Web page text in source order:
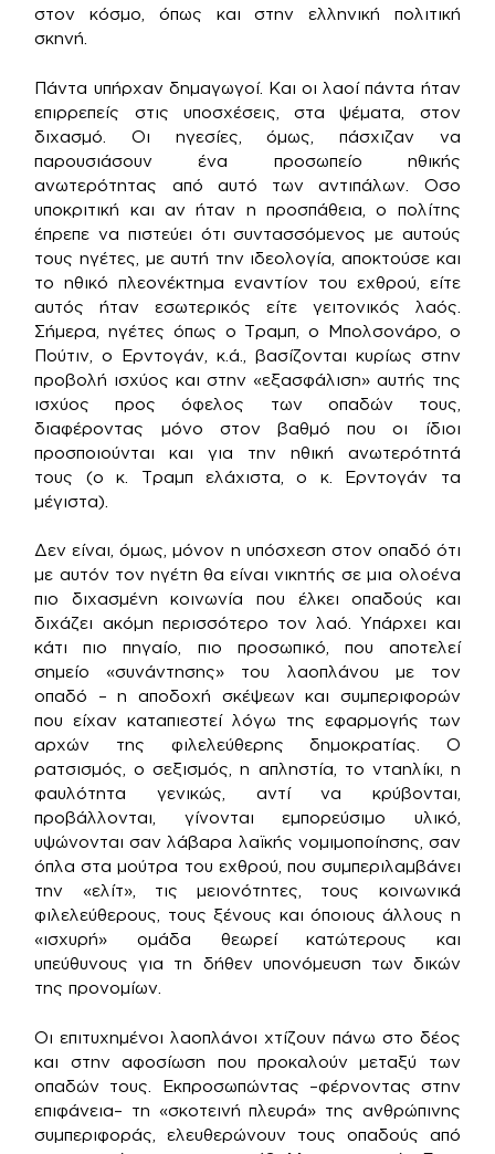
στον κόσμο, όπως και στην ελληνική πολιτική
σκηνή.
Πάντα υπήρχαν δημαγωγοί. Και οι λαοί πάντα ήταν
επιρρεπείς στις υποσχέσεις, στα ψέματα, στον
διχασμό. Οι ηγεσίες, όμως, πάσχιζαν να
παρουσιάσουν ένα προσωπείο ηθικής
ανωτερότητας από αυτό των αντιπάλων. Οσο
υποκριτική και αν ήταν η προσπάθεια, ο πολίτης
έπρεπε να πιστεύει ότι συντασσόμενος με αυτούς
τους ηγέτες, με αυτή την ιδεολογία, αποκτούσε και
το ηθικό πλεονέκτημα εναντίον του εχθρού, είτε
αυτός ήταν εσωτερικός είτε γειτονικός λαός.
Σήμερα, ηγέτες όπως ο Τραμπ, ο Μπολσονάρο, ο
Πούτιν, ο Ερντογάν, κ.ά., βασίζονται κυρίως στην
προβολή ισχύος και στην «εξασφάλιση» αυτής της
ισχύος προς όφελος των οπαδών τους,
διαφέροντας μόνο στον βαθμό που οι ίδιοι
προσποιούνται και για την ηθική ανωτερότητά
τους (ο κ. Τραμπ ελάχιστα, ο κ. Ερντογάν τα
μέγιστα).
Δεν είναι, όμως, μόνον η υπόσχεση στον οπαδό ότι
με αυτόν τον ηγέτη θα είναι νικητής σε μια ολοένα
πιο διχασμένη κοινωνία που έλκει οπαδούς και
διχάζει ακόμη περισσότερο τον λαό. Υπάρχει και
κάτι πιο πηγαίο, πιο προσωπικό, που αποτελεί
σημείο «συνάντησης» του λαοπλάνου με τον
οπαδό – η αποδοχή σκέψεων και συμπεριφορών
που είχαν καταπιεστεί λόγω της εφαρμογής των
αρχών της φιλελεύθερης δημοκρατίας. Ο
ρατσισμός, ο σεξισμός, η απληστία, το νταηλίκι, η
φαυλότητα γενικώς, αντί να κρύβονται,
προβάλλονται, γίνονται εμπορεύσιμο υλικό,
υψώνονται σαν λάβαρα λαϊκής νομιμοποίησης, σαν
όπλα στα μούτρα του εχθρού, που συμπεριλαμβάνει
την «ελίτ», τις μειονότητες, τους κοινωνικά
φιλελεύθερους, τους ξένους και όποιους άλλους η
«ισχυρή» ομάδα θεωρεί κατώτερους και
υπεύθυνους για τη δήθεν υπονόμευση των δικών
της προνομίων.
Οι επιτυχημένοι λαοπλάνοι χτίζουν πάνω στο δέος
και στην αφοσίωση που προκαλούν μεταξύ των
οπαδών τους. Εκπροσωπώντας –φέρνοντας στην
επιφάνεια– τη «σκοτεινή πλευρά» της ανθρώπινης
συμπεριφοράς, ελευθερώνουν τους οπαδούς από